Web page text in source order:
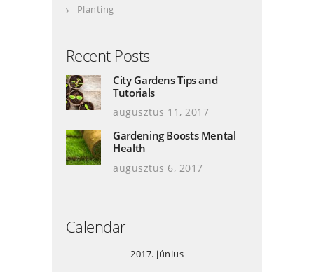
Planting
Recent Posts
City Gardens Tips and
Tutorials
augusztus 11, 2017
Gardening Boosts Mental
Health
augusztus 6, 2017
Calendar
2017. június